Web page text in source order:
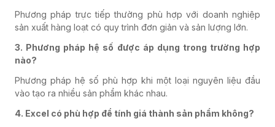
Phương pháp trực tiếp thường phù hợp với doanh nghiệp
sản xuất hàng loạt có quy trình đơn giản và sản lượng lớn.
3. Phương pháp hệ số được áp dụng trong trường hợp
nào?
Phương pháp hệ số phù hợp khi một loại nguyên liệu đầu
vào tạo ra nhiều sản phẩm khác nhau.
4. Excel có phù hợp để tính giá thành sản phẩm không?